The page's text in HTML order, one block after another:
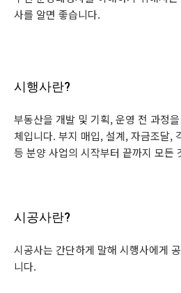
사를 알면 좋습니다.
시행사란?
부동산을 개발 및 기획, 운영 전 과정
체입니다. 부지 매입, 설계, 자금조달,
등 분양 사업의 시작부터 끝까지 모든
시공사란?
시공사는 간단하게 말해 시행사에게
니다.